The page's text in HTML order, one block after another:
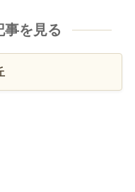
事を見る